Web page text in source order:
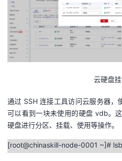
云硬盘
通过 SSH 连接工具访问云服务器，
可以看到一块未使用的硬盘 vdb。
硬盘进行分区、挂载、使用等操作。
[root@chinaskill-node-0001 ~]#